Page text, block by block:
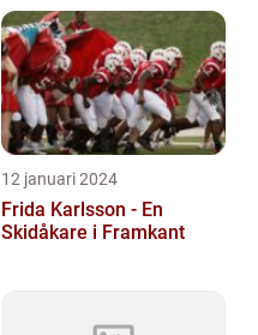
12 januari 2024
Frida Karlsson - En
Skidåkare i Framkant